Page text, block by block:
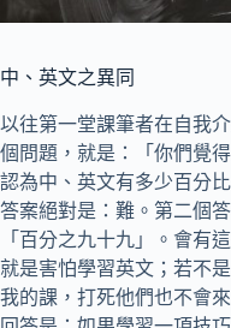
中、英文之異同
以往第一堂課筆者在自我
個問題，就是：「你們覺
認為中、英文有多少百分
答案絕對是：難。第二個
「百分之九十九」。會有
就是害怕學習英文；若不
我的課，打死他們也不會